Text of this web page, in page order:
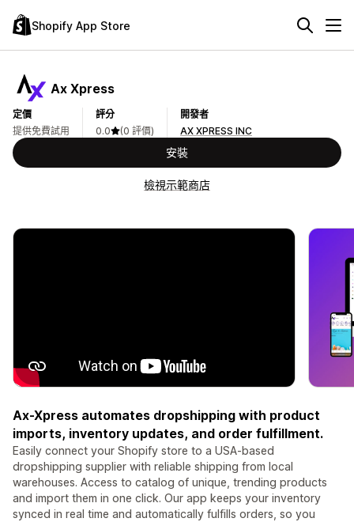
Shopify App Store
Ax Xpress
定價
提供免費試用
評分
0.0
(0 評價)
開發者
AX XPRESS INC
安裝
檢視示範商店
Ax-Xpress automates dropshipping with product
imports, inventory updates, and order fulfillment.
Easily connect your Shopify store to a USA-based
dropshipping supplier with reliable shipping from local
warehouses. Access to catalog of unique, trending products
and import them in one click. Our app keeps your inventory
synced in real time and automatically fulfills orders, so you